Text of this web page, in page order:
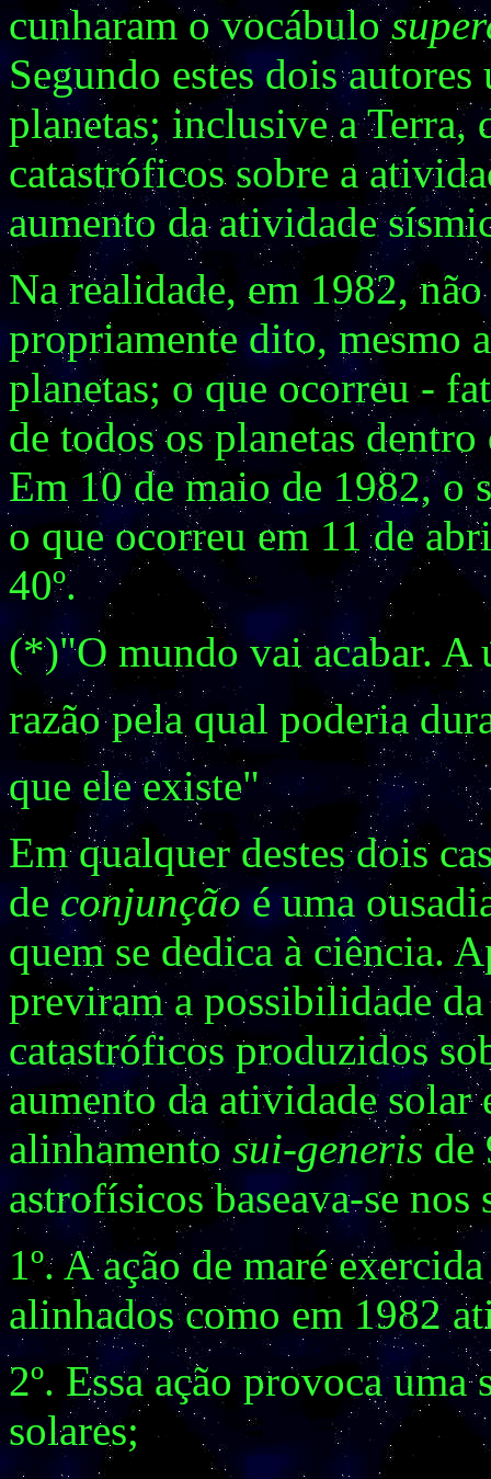
cunharam o vocábulo
Segundo estes dois
planetas; inclusive a Terra,
catastróficos sobre a
aumento da atividade
Na realidade, em 1982,
propriamente dito, mesmo
planetas; o que ocorreu -
de todos os planetas
Em 10 de maio de 1982, o
o que ocorreu em 11 de
40º.
(*)"O mundo vai acabar. A
razão pela qual poderia
que ele existe"
Em qualquer destes dois
de conjunçãoé uma
quem se dedica à ciência.
previram a possibilidade
catastróficos produzidos
aumento da atividade solar
alinhamento sui-generis de
astrofísicos baseava-se nos
1º. A ação de maré
alinhados como em 1982
2º. Essa ação provoca uma
solares;